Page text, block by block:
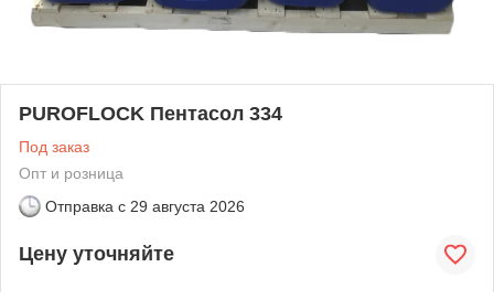
PUROFLOCK Пентасол 334
Под заказ
Опт и розница
Отправка с 29 августа 2026
Цену уточняйте